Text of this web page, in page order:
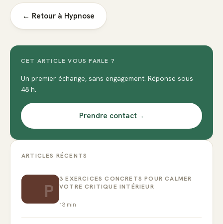
← Retour à Hypnose
CET ARTICLE VOUS PARLE ?
Un premier échange, sans engagement. Réponse sous
48 h.
Prendre contact→
ARTICLES RÉCENTS
P
3 EXERCICES CONCRETS POUR CALMER
VOTRE CRITIQUE INTÉRIEUR
13 min